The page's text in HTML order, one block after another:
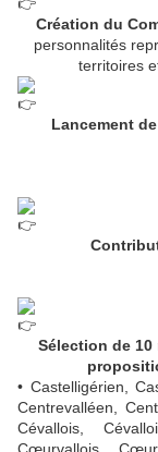
Création du
personnalités
territoires
Lancement
Sélection de 10
• Castelligérien,
Centrevalléen,
Cévallois,